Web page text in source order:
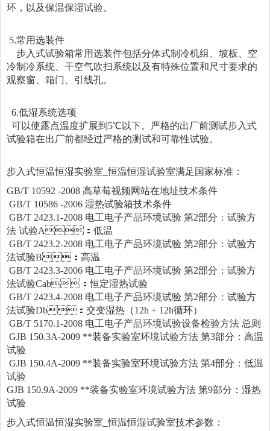
环，以及保温保湿试验。
5.常用选装件
步入式试验箱常用选装件包括分体式制冷机组、坡板、空
冷制冷系统、干空气吹扫系统以及有特殊位置和尺寸要求的
观察窗、箱门、引线孔。
6.低湿系统选项
可以使露点温度扩展到5℃以下。严格的出厂前测试步入式
试验箱在出厂前都经过严格的测试和可靠性试验。
步入式恒温恒湿实验室_恒温恒湿试验室满足国家标准：
GB/T 10592 -2008 高草莓视频网站在地址技术条件
GB/T 10586 -2006 湿热试验箱技术条件
GB/T 2423.1-2008 电工电子产品环境试验 第2部分：试验方
法 试验A：低温
GB/T 2423.2-2008 电工电子产品环境试验 第2部分：试验方
法试验B：高温
GB/T 2423.3-2006 电工电子产品环境试验 第2部分：试验方
法试验Cab：恒定湿热试验
GB/T 2423.4-2008 电工电子产品环境试验 第2部分：试验方
法试验Db：交变湿热（12h + 12h循环）
GB/T 5170.1-2008 电工电子产品环境试验设备检验方法 总则
GJB 150.3A-2009 **装备实验室环境试验方法 第3部分：高温
试验
GJB 150.4A-2009 **装备实验室环境试验方法 第4部分：低温
试验
GJB 150.9A-2009 **装备实验室环境试验方法 第9部分：湿热
试验
步入式恒温恒湿实验室_恒温恒湿试验室技术参数：